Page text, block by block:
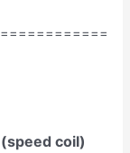
coil)